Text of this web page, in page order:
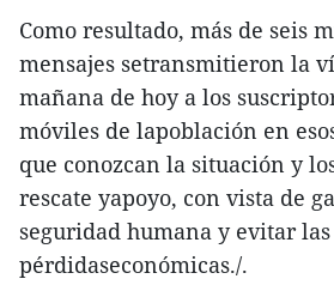
Como resultado, más de seis
mensajes setransmitieron la
mañana de hoy a los
móviles de lapoblación en
que conozcan la situación y
rescate yapoyo, con vista de
seguridad humana y evitar las
pérdidaseconómicas./.